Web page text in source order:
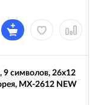
9 символов, 26х12
МХ-2612 NEW